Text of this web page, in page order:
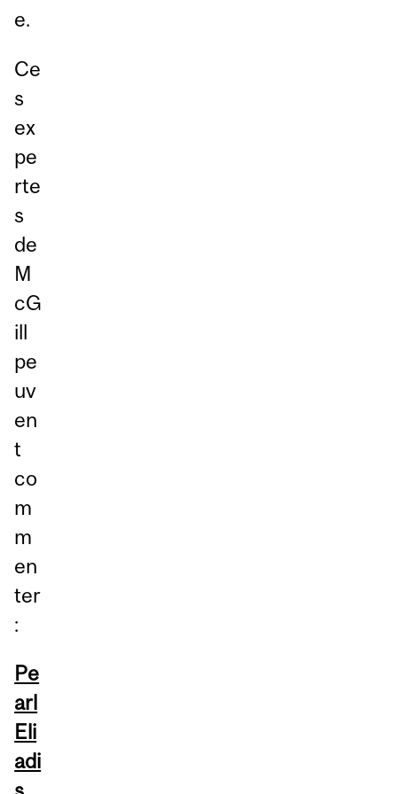
e.
Ce
s
ex
pe
rte
s
de
M
cG
ill
pe
uv
en
t
co
m
m
en
ter
:
Pe
arl
Eli
adi